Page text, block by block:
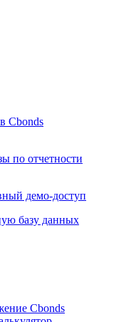
Cbonds
по отчетности
демо-доступ
базу данных
Cbonds